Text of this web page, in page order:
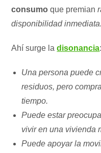
consumo que premian
disponibilidad inmediata.
Ahí surge ladisonancia:
Una persona puede
residuos, pero
tiempo.
Puede estar
vivir en una vivienda
Puede apoyar la